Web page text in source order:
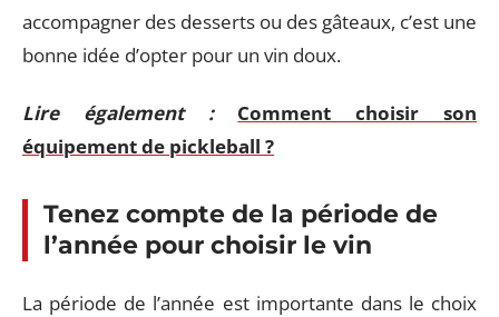
accompagner des desserts ou des gâteaux, c’est une
bonne idée d’opter pour un vin doux.
Lire également :
Comment choisir son
équipement de pickleball ?
Tenez compte de la période de
l’année pour choisir le vin
La période de l’année est importante dans le choix